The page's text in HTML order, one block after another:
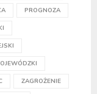
PROGNOZA
ZAGROŻENIE